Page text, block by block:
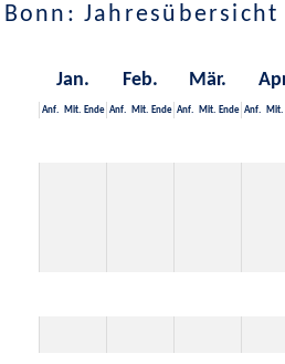
Bonn: Jahresübersicht
Jan. Feb. Mär.
Anf. Mit. Ende Anf. Mit. Ende Anf. Mit. Ende Anf. Mit.